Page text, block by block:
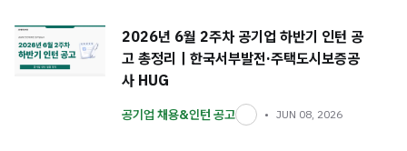
2026년 6월 2주차 공기업 하반기 인턴 공
고 총정리｜한국서부발전·주택도시보증공
사 HUG
공기업 채용&인턴 공고 JUN 08, 2026